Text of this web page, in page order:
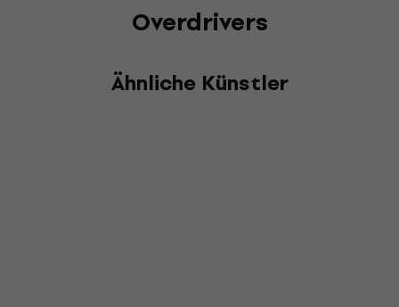
Overdrivers
Ähnliche Künstler